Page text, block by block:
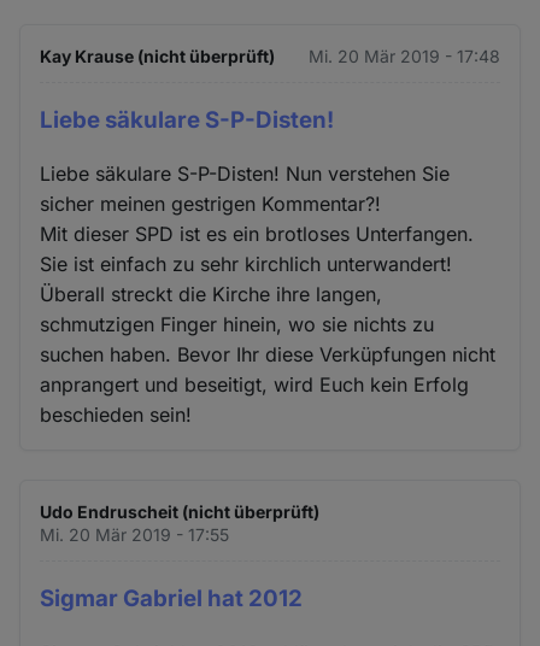
Kay Krause (nicht überprüft) Mi. 20 Mär 2019 - 17:48
Liebe säkulare S-P-Disten!
Liebe säkulare S-P-Disten! Nun verstehen Sie
sicher meinen gestrigen Kommentar?!
Mit dieser SPD ist es ein brotloses Unterfangen.
Sie ist einfach zu sehr kirchlich unterwandert!
Überall streckt die Kirche ihre langen,
schmutzigen Finger hinein, wo sie nichts zu
suchen haben. Bevor Ihr diese Verküpfungen nicht
anprangert und beseitigt, wird Euch kein Erfolg
beschieden sein!
Udo Endruscheit (nicht überprüft)
Mi. 20 Mär 2019 - 17:55
Sigmar Gabriel hat 2012